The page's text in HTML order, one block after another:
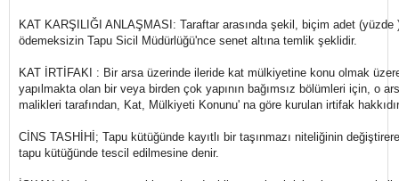
KAT KARŞILIĞI ANLAŞMASI: Taraftar arasında şekil, biçim adet (yüzde )
ödemeksizin Tapu Sicil Müdürlüğü'nce senet altına temlik şeklidir.
KAT İRTİFAKI : Bir arsa üzerinde ileride kat mülkiyetine konu olmak
yapılmakta olan bir veya birden çok yapının bağımsız bölümleri için, o
malikleri tarafından, Kat, Mülkiyeti Konunu' na göre kurulan irtifak
CİNS TASHİHİ; Tapu kütüğünde kayıtlı bir taşınmazı niteliğinin
tapu kütüğünde tescil edilmesine denir.